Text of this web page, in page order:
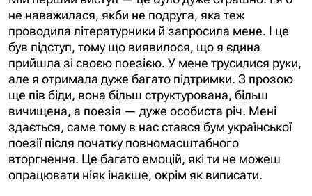
не наважилася, якби не подруга, яка теж
проводила літературники й запросила мене. І це
був підступ, тому що виявилося, що я єдина
прийшла зі своєю поезією. У мене трусилися руки,
але я отримала дуже багато підтримки. З прозою
ще пів біди, вона більш структурована, більш
вичищена, а поезія — дуже особиста річ. Мені
здається, саме тому в нас стався бум української
поезії після початку повномасштабного
вторгнення. Це багато емоцій, які ти не можеш
опрацювати ніяк інакше, окрім як виписати.